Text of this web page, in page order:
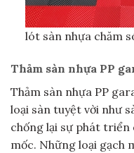
lót sàn nhựa chăm
Thảm sàn nhựa PP
Thảm sàn nhựa PP
loại sàn tuyệt vời như
chống lại sự phát triển
mốc. Những loại gạch